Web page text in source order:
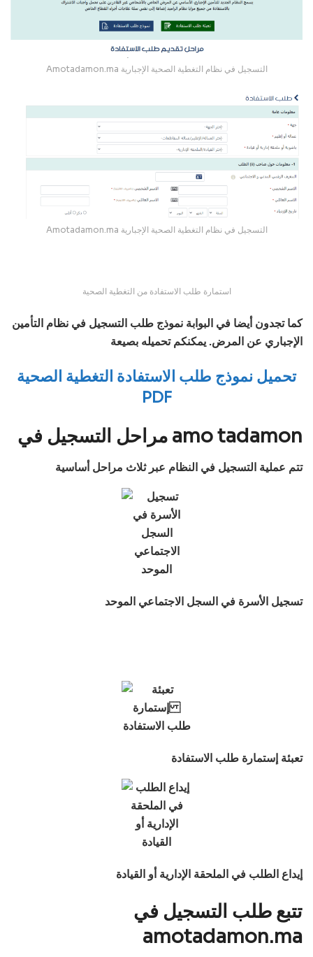
Amotadamon.ma التسجيل في نظام التغطية الصحية الإجبارية
Amotadamon.ma التسجيل في نظام التغطية الصحية الإجبارية
استمارة طلب الاستفادة من التغطية الصحية
كما تجدون أيضا في البوابة نموذج طلب التسجيل في نظام التأمين
الإجباري عن المرض. يمكنكم تحميله بصيعة
تحميل نموذج طلب الاستفادة التغطية الصحية
PDF
مراحل التسجيل في amo tadamon
تتم عملية التسجيل في النظام عبر ثلاث مراحل أساسية
تسجيل الأسرة في السجل الاجتماعي الموحد
تعبئة إستمارة طلب الاستفادة
إيداع الطلب في الملحقة الإدارية أو القيادة
تتبع طلب التسجيل في
amotadamon.ma